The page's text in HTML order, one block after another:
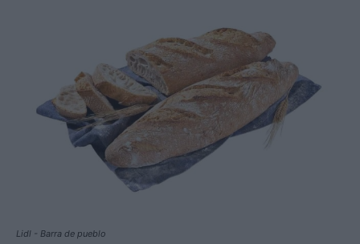
Lidl - Barra de pueblo